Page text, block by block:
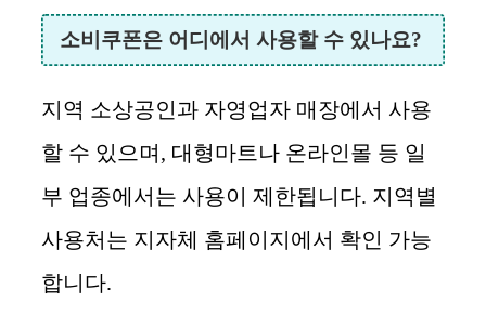
소비쿠폰은 어디에서 사용할 수 있나요?
지역 소상공인과 자영업자 매장에서 사용
할 수 있으며, 대형마트나 온라인몰 등 일
부 업종에서는 사용이 제한됩니다. 지역별
사용처는 지자체 홈페이지에서 확인 가능
합니다.